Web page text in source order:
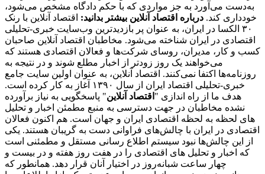
به‌دست می‌آورد به جز مواردی که با حکم دادگاه مشخص می‌شود،
خودداری کند. درباره اقتصاد آنلاین بیشتر بدانید: اقتصاد آنلاین با رنک
۳۰ الکسا در ایران، به عنوان پر بازدیدترین وب‌سایت خبری-تحلیلی
اقتصادی در ایران شناخته می‌شود. مخاطبان اقتصاد آنلاین صاحبان
کسب و کار، مدیران، روسای شرکت‌ها و فعالان اقتصادی هستند که
می‌خواهند یک روز زودتر از اخبار مطلع شوند و در نتیجه به
روزنامه‌ها اکتفا نمی‌کنند. اقتصاد آنلاین، به عنوان اولین سایت جامع
خبری-تحلیلی اقتصاد ایران از سال ۱۳۹۰ آغاز به کار کرده است.
هدف ما از راه اندازی " اقتصاد آنلاین" پاسخگویی به نیاز برآورده
نشده مخاطبان در جهت دسترسی به منبع مطمئن اخبار و تحلیل
های لحظه به لحظه اقتصادی ایران و جهان است. هم اکنون فعالان
اقتصادی در ایران با چالش‌های فراوانی دست به گریبان هستند. یکی
از این چالش‌ها نبود سیستم اطلاع رسانی مستقل و مطمئنی است
که اخبار و تحلیل های اقتصادی را در هفت روز هفته و در بیست و
چهار ساعت شبانه‌روز در اختیار آنان قرار دهد. همانطور که